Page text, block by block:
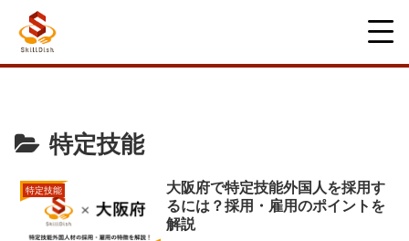
特定技能
特定技能
大阪府で特定技能外国人を採用す
るには？採用・雇用のポイントを
解説